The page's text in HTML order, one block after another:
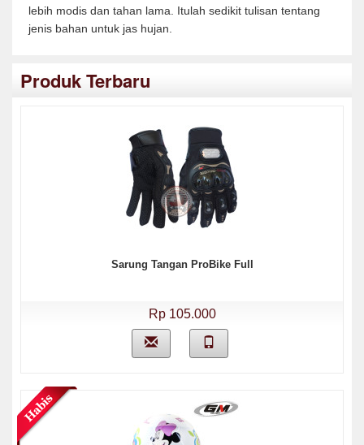
lebih modis dan tahan lama. Itulah sedikit tulisan tentang
jenis bahan untuk jas hujan.
Produk Terbaru
Sarung Tangan ProBike Full
Rp 105.000